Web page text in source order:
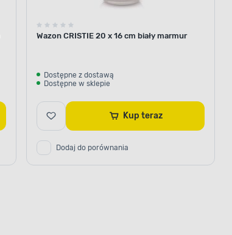
Wazon CRISTIE 20 x 16 cm biały marmur
Dostępne z dostawą
Dostępne w sklepie
Kup teraz
Dodaj do porównania